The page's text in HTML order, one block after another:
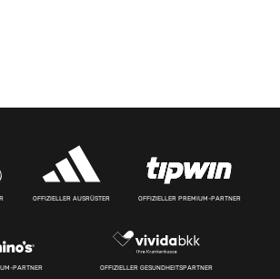
OFFIZIELLER AUSRÜSTER OFFIZIELLER PREMIUM-PARTNER
PARTNER OFFIZIELLER GESUNDHEITSPARTNER